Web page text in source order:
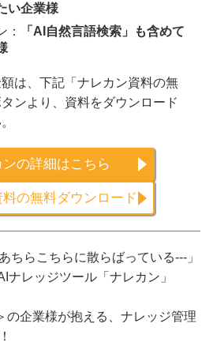
い企業様
：
「AI自然言語検索」も含めて
は、下記「ナレカン資料の無
ンより、資料をダウンロード
の詳細はこちら
の無料ダウンロード
ちらこちらに散らばっている---」
ナレッジツール「ナレカン」
の企業様が抱える、ナレッジ管理